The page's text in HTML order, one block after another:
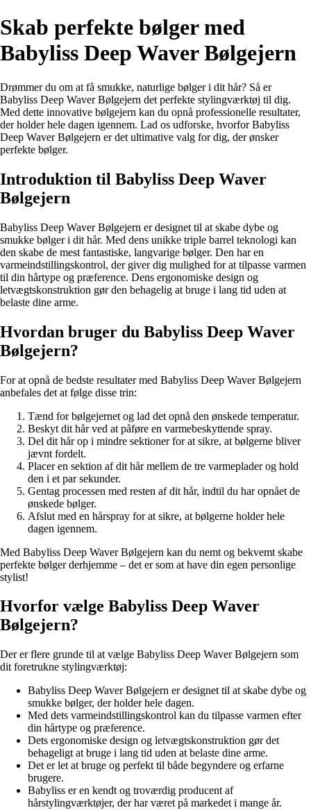
Skab perfekte bølger med
Babyliss Deep Waver Bølgejern
Drømmer du om at få smukke, naturlige bølger i dit hår? Så er
Babyliss Deep Waver Bølgejern det perfekte stylingværktøj til dig.
Med dette innovative bølgejern kan du opnå professionelle resultater,
der holder hele dagen igennem. Lad os udforske, hvorfor Babyliss
Deep Waver Bølgejern er det ultimative valg for dig, der ønsker
perfekte bølger.
Introduktion til Babyliss Deep Waver
Bølgejern
Babyliss Deep Waver Bølgejern er designet til at skabe dybe og
smukke bølger i dit hår. Med dens unikke triple barrel teknologi kan
den skabe de mest fantastiske, langvarige bølger. Den har en
varmeindstillingskontrol, der giver dig mulighed for at tilpasse varmen
til din hårtype og præference. Dens ergonomiske design og
letvægtskonstruktion gør den behagelig at bruge i lang tid uden at
belaste dine arme.
Hvordan bruger du Babyliss Deep Waver
Bølgejern?
For at opnå de bedste resultater med Babyliss Deep Waver Bølgejern
anbefales det at følge disse trin:
Tænd for bølgejernet og lad det opnå den ønskede temperatur.
Beskyt dit hår ved at påføre en varmebeskyttende spray.
Del dit hår op i mindre sektioner for at sikre, at bølgerne bliver
jævnt fordelt.
Placer en sektion af dit hår mellem de tre varmeplader og hold
den i et par sekunder.
Gentag processen med resten af dit hår, indtil du har opnået de
ønskede bølger.
Afslut med en hårspray for at sikre, at bølgerne holder hele
dagen igennem.
Med Babyliss Deep Waver Bølgejern kan du nemt og bekvemt skabe
perfekte bølger derhjemme – det er som at have din egen personlige
stylist!
Hvorfor vælge Babyliss Deep Waver
Bølgejern?
Der er flere grunde til at vælge Babyliss Deep Waver Bølgejern som
dit foretrukne stylingværktøj:
Babyliss Deep Waver Bølgejern er designet til at skabe dybe og
smukke bølger, der holder hele dagen.
Med dets varmeindstillingskontrol kan du tilpasse varmen efter
din hårtype og præference.
Dets ergonomiske design og letvægtskonstruktion gør det
behageligt at bruge i lang tid uden at belaste dine arme.
Det er let at bruge og perfekt til både begyndere og erfarne
brugere.
Babyliss er en kendt og troværdig producent af
hårstylingværktøjer, der har været på markedet i mange år.